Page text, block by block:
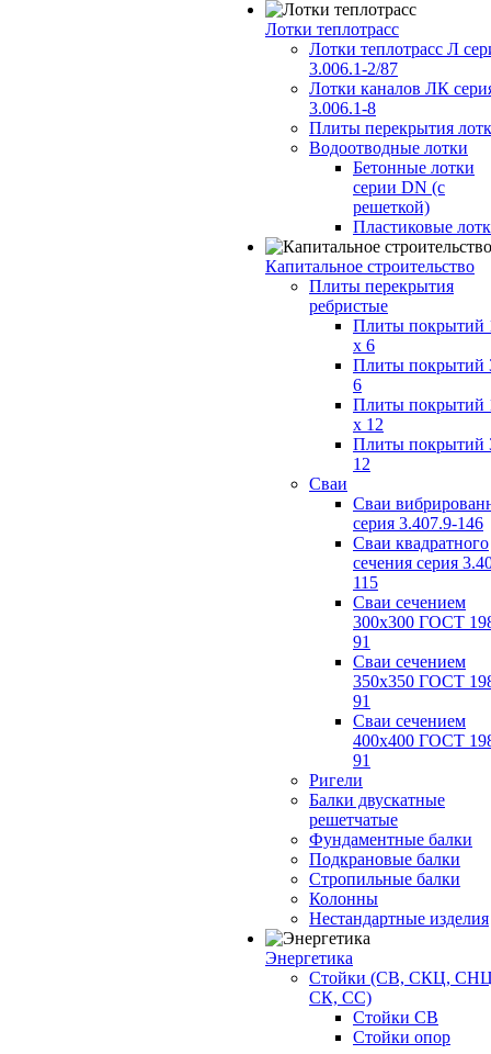
Лотки теплотрасс
Лотки теплотрасс Л
3.006.1-2/87
Лотки каналов ЛК
3.006.1-8
Плиты перекрытия
Водоотводные лотки
Бетонные лотки
серии DN (с
решеткой)
Пластиковые
Капитальное строительство
Плиты перекрытия
ребристые
Плиты покрытий
x 6
Плиты покрытий
6
Плиты покрытий
x 12
Плиты покрытий
12
Сваи
Сваи
серия 3.407.9-146
Сваи квадратного
сечения серия
115
Сваи сечением
300х300 ГОСТ
91
Сваи сечением
350х350 ГОСТ
91
Сваи сечением
400х400 ГОСТ
91
Ригели
Балки двускатные
решетчатые
Фундаментные балки
Подкрановые балки
Стропильные балки
Колонны
Нестандартные изделия
Энергетика
Стойки (СВ, СКЦ,
СК, СС)
Стойки СВ
Стойки опор